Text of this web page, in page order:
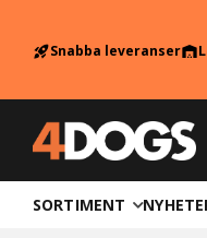
rocket_launchSnabba leveranserwarehouse
SORTIMENT